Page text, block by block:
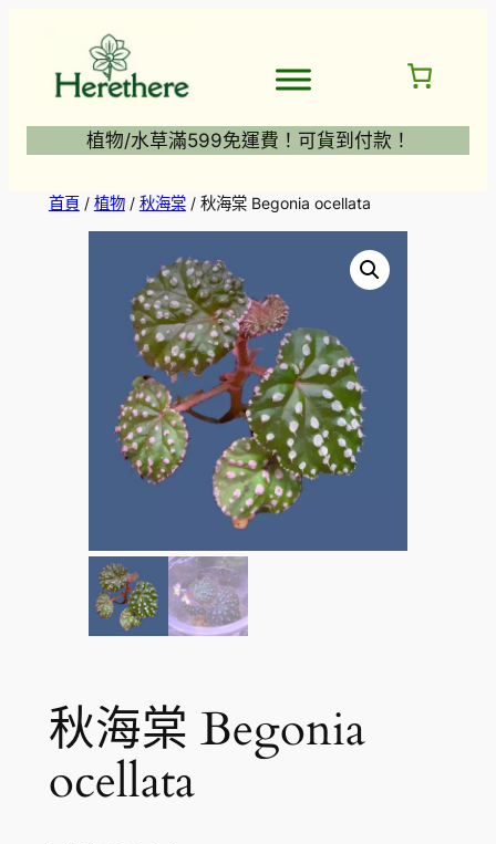
植物/水草滿599免運費！可貨到付款！
首頁/ 植物/ 秋海棠/ 秋海棠 Begonia ocellata
秋海棠 Begonia
ocellata